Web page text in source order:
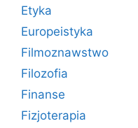
Etyka
Europeistyka
Filmoznawstwo
Filozofia
Finanse
Fizjoterapia